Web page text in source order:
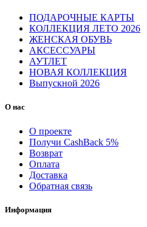
ПОДАРОЧНЫЕ КАРТЫ
КОЛЛЕКЦИЯ ЛЕТО 2026
ЖЕНСКАЯ ОБУВЬ
АКСЕССУАРЫ
АУТЛЕТ
НОВАЯ КОЛЛЕКЦИЯ
Выпускной 2026
О нас
О проекте
Получи CashBack 5%
Возврат
Оплата
Доставка
Обратная связь
Информация